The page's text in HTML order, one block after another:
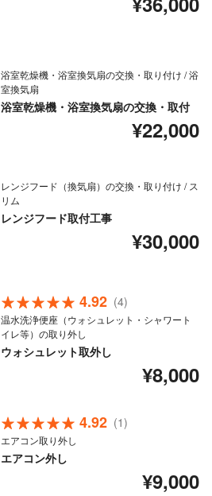
浴室乾燥機・浴室換気扇の交換・取り付け / 浴
室換気扇
浴室乾燥機・浴室換気扇の交換・取付
¥22,000
レンジフード（換気扇）の交換・取り付け / ス
リム
レンジフード取付工事
¥30,000
4.92 (4)
温水洗浄便座（ウォシュレット・シャワート
イレ等）の取り外し
ウォシュレット取外し
¥8,000
4.92 (1)
エアコン取り外し
エアコン外し
¥9,000